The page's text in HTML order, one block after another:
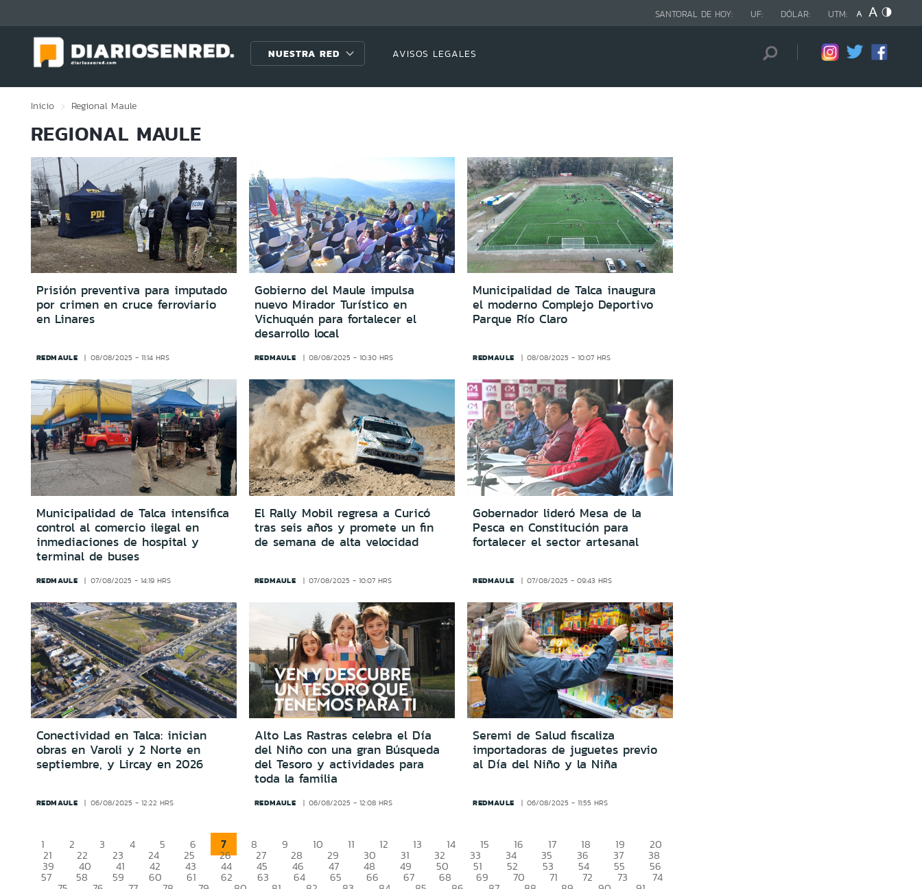
SANTORAL DE HOY: UF: DÓLAR: UTM:
NUESTRA RED AVISOS LEGALES
Inicio Regional Maule
REGIONAL MAULE
Prisión preventiva para imputado
por crimen en cruce ferroviario
en Linares
REDMAULE 08/08/2025 - 11:14 HRS
Gobierno del Maule impulsa
nuevo Mirador Turístico en
Vichuquén para fortalecer el
desarrollo local
REDMAULE 08/08/2025 - 10:30 HRS
Municipalidad de Talca inaugura
el moderno Complejo Deportivo
Parque Río Claro
REDMAULE 08/08/2025 - 10:07 HRS
Municipalidad de Talca intensifica
control al comercio ilegal en
inmediaciones de hospital y
terminal de buses
REDMAULE 07/08/2025 - 14:19 HRS
El Rally Mobil regresa a Curicó
tras seis años y promete un fin
de semana de alta velocidad
REDMAULE 07/08/2025 - 10:07 HRS
Gobernador lideró Mesa de la
Pesca en Constitución para
fortalecer el sector artesanal
REDMAULE 07/08/2025 - 09:43 HRS
Conectividad en Talca: inician
obras en Varoli y 2 Norte en
septiembre, y Lircay en 2026
REDMAULE 06/08/2025 - 12:22 HRS
Alto Las Rastras celebra el Día
del Niño con una gran Búsqueda
del Tesoro y actividades para
toda la familia
REDMAULE 06/08/2025 - 12:08 HRS
Seremi de Salud fiscaliza
importadoras de juguetes previo
al Día del Niño y la Niña
REDMAULE 06/08/2025 - 11:55 HRS
1 2 3 4 5 6 7 8 9 10 11 12 13 14 15 16 17 18 19 20
21 22 23 24 25 26 27 28 29 30 31 32 33 34 35 36 37 38
39 40 41 42 43 44 45 46 47 48 49 50 51 52 53 54 55 56
57 58 59 60 61 62 63 64 65 66 67 68 69 70 71 72 73 74